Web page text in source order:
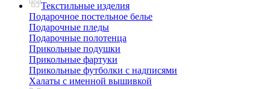
Текстильные изделия
Подарочное постельное белье
Подарочные пледы
Подарочные полотенца
Прикольные подушки
Прикольные фартуки
Прикольные футболки с надписями
Халаты с именной вышивкой